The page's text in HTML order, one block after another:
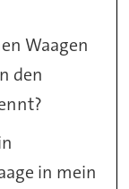
Waagen
den
in mein